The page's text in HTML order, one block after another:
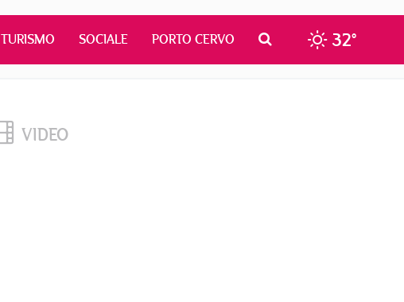
TURISMO SOCIALE PORTO CERVO 32°
VIDEO